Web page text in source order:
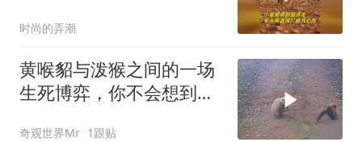
时尚的弄潮
黄喉貂与泼猴之间的一场
生死博弈，你不会想到黄
奇观世界Mr 1跟贴